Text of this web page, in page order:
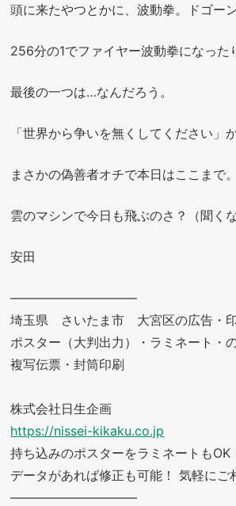
頭に来たやつとかに、波動拳。ドゴーン
256分の1でファイヤー波動拳になった
最後の一つは…なんだろう。
「世界から争いを無くしてください」か
まさかの偽善者オチで本日はここまで。
雲のマシンで今日も飛ぶのさ？（聞くな
安田
——————————
埼玉県 さいたま市 大宮区の広告・
ポスター（大判出力）・ラミネート・
複写伝票・封筒印刷
株式会社日生企画
https://nissei-kikaku.co.jp
持ち込みのポスターをラミネートもOK
データがあれば修正も可能！ 気軽にご
——————————